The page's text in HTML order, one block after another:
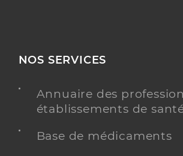
NOS SERVICES
Annuaire des
établissements de
Base de médicaments